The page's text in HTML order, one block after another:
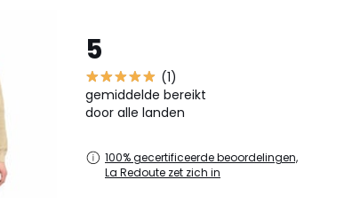
5
(1)
gemiddelde bereikt
door alle landen
100% gecertificeerde beoordelingen,
La Redoute zet zich in